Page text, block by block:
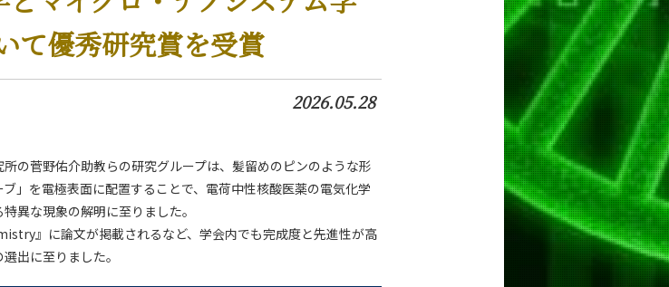
て優秀研究賞を受賞
2026.05.28
菅野佑介助教らの研究グループは、髪留めのピンのような形
」を電極表面に配置することで、電荷中性核酸医薬の電気化学
異な現象の解明に至りました。
』に論文が掲載されるなど、学会内でも完成度と先進性が高
出に至りました。